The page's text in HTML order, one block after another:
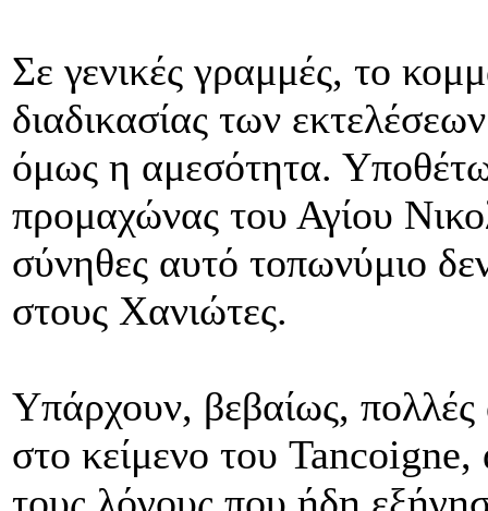
Σε γενικές γραμμές, το
διαδικασίας των
όμως η αμεσότητα.
προμαχώνας του Αγίου
σύνηθες αυτό τοπωνύμιο
στους Χανιώτες.
Υπάρχουν, βεβαίως, πολλές
στο κείμενο του